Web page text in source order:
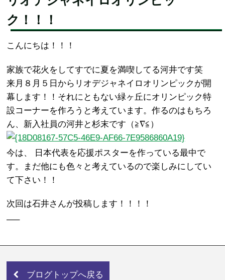
ク！！！
こんにちは！！！
家族で花火をしてすでに夏を満喫してる河井です笑
来月８月５日からリオデジャネイロオリンピックが開
幕します！！それにともない緑ヶ丘にオリンピック特
設コーナーを作ろうと考えています。作るのはもちろ
ん、新入社員の河井と杉末です（≧∇≦）
今は、 日本代表を応援ポスターを作っている最中で
す。まだ他にも色々と考えているので楽しみにしてい
て下さい！！
次回は石井さんが投稿します！！！！
—–
ブログトップへ戻る